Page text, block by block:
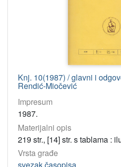
Knj. 10(1987) / glavni i
Rendić-Miočević
Impresum
1987.
Materijalni opis
219 str., [14] str. s tablama :
Vrsta građe
svezak časopisa